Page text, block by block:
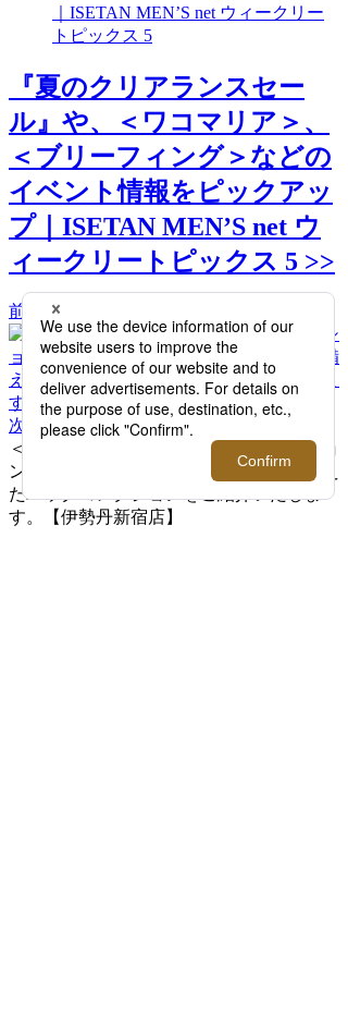
｜ISETAN MEN’S net ウィークリー
トピックス 5
『夏のクリアランスセー
ル』や、＜ワコマリア＞、
＜ブリーフィング＞などの
イベント情報をピックアッ
プ｜ISETAN MEN’S net ウ
ィークリートピックス 5 >>
前へ
次へ
＜ブリーフィング＞期間限定プロモーショ
ン実施！洗練されたデザイン性を兼ね備え
たバッグコレクションをご紹介いたしま
す。【伊勢丹新宿店】